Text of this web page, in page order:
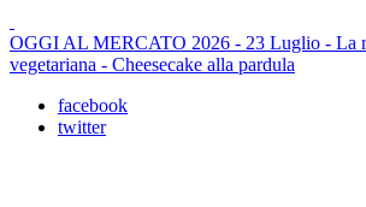
OGGI AL MERCATO 2026 - 23 Luglio - La
vegetariana - Cheesecake alla pardula
facebook
twitter